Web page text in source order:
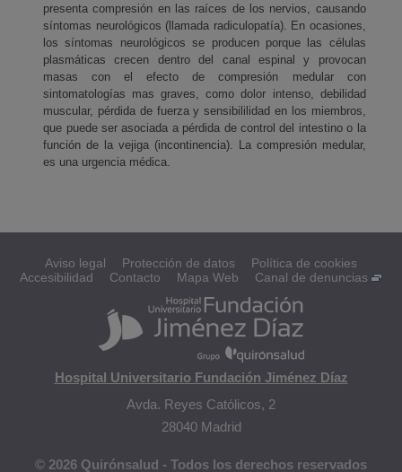
presenta compresión en las raíces de los nervios, causando
síntomas neurológicos (llamada radiculopatía). En ocasiones,
los síntomas neurológicos se producen porque las células
plasmáticas crecen dentro del canal espinal y provocan
masas con el efecto de compresión medular con
sintomatologías mas graves, como dolor intenso, debilidad
muscular, pérdida de fuerza y sensibililidad en los miembros,
que puede ser asociada a pérdida de control del intestino o la
función de la vejiga (incontinencia). La compresión medular,
es una urgencia médica.
Aviso legal Protección de datos
Política de cookies
Accesibilidad
Contacto Mapa Web Canal de denuncias
Hospital Universitario Fundación Jiménez Díaz
Avda. Reyes Católicos, 2
28040 Madrid
© 2026 Quirónsalud - Todos los derechos reservados